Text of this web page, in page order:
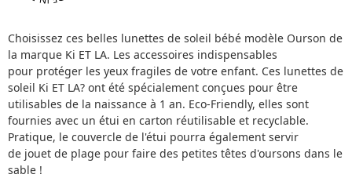
Choisissez ces belles lunettes de soleil bébé modèle Ourson de
la marque Ki ET LA. Les accessoires indispensables
pour protéger les yeux fragiles de votre enfant. Ces lunettes de
soleil Ki ET LA? ont été spécialement conçues pour être
utilisables de la naissance à 1 an. Eco-Friendly, elles sont
fournies avec un étui en carton réutilisable et recyclable.
Pratique, le couvercle de l'étui pourra également servir
de jouet de plage pour faire des petites têtes d'oursons dans le
sable !